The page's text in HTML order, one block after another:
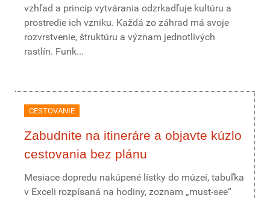
vzhľad a princíp vytvárania odzrkadľuje kultúru a
prostredie ich vzniku. Každá zo záhrad má svoje
rozvrstvenie, štruktúru a význam jednotlivých
rastlín. Funk...
CESTOVANIE
Zabudnite na itineráre a objavte kúzlo
cestovania bez plánu
Mesiace dopredu nakúpené lístky do múzeí, tabuľka
v Exceli rozpísaná na hodiny, zoznam „must-see“